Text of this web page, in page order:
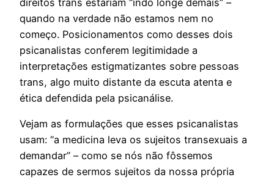
quando na verdade não estamos nem no
começo. Posicionamentos como desses dois
psicanalistas conferem legitimidade a
interpretações estigmatizantes sobre pessoas
trans, algo muito distante da escuta atenta e
ética defendida pela psicanálise.
Vejam as formulações que esses psicanalistas
usam: “a medicina leva os sujeitos transexuais a
demandar” – como se nós não fôssemos
capazes de sermos sujeitos da nossa própria